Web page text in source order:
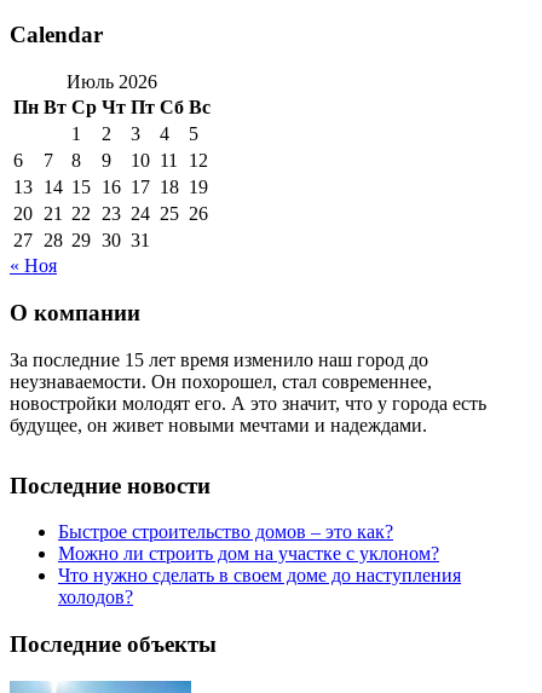
Calendar
Июль 2026
Пн Вт Ср Чт Пт Сб Вс
1
2 3 4
5
6
7 8 9 10 11
12
13 14 15 16 17 18 19
20 21 22 23 24 25 26
27 28 29 30 31
« Ноя
О компании
За последние 15 лет время изменило наш город до
неузнаваемости. Он похорошел, стал современнее,
новостройки молодят его. А это значит, что у города есть
будущее, он живет новыми мечтами и надеждами.
Последние новости
Быстрое строительство домов – это как?
Можно ли строить дом на участке с уклоном?
Что нужно сделать в своем доме до наступления
холодов?
Последние объекты